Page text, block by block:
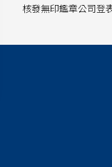
核發無印鑑章公司登